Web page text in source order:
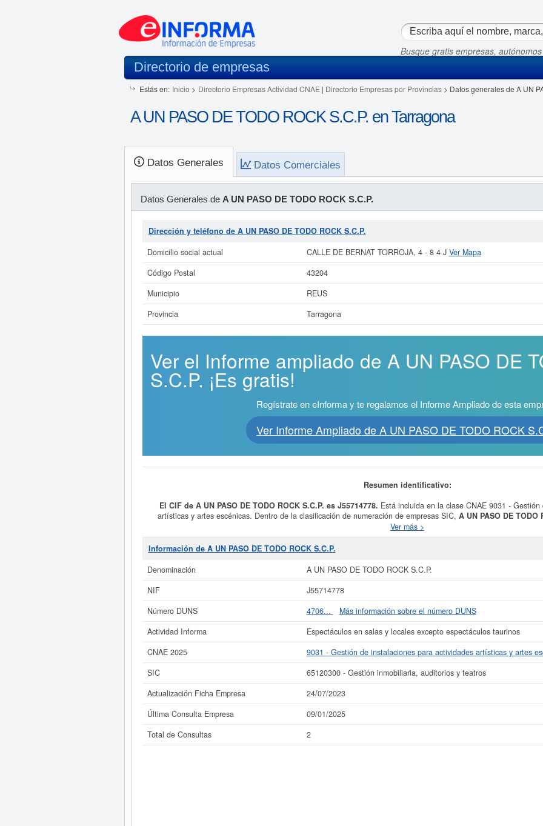
Busque gratis empresas,
Directorio de empresas
Estás en: Inicio > Directorio Empresas Actividad CNAE | Directorio Empresas por Provincias> Datos generales de A UN
A UN PASO DE TODO ROCK S.C.P. en Tarragona
Datos Generales Datos Comerciales
Datos Generales de A UN PASO DE TODO ROCK S.C.P.
Dirección y teléfono de A UN PASO DE TODO ROCK S.C.P.
Domicilio social actual
CALLE DE BERNAT TORROJA, 4 - 8 4 J Ver Mapa
Código Postal
43204
Municipio
REUS
Provincia
Tarragona
Ver el Informe ampliado de A UN PASO DE
S.C.P. ¡Es gratis!
Regístrate en eInforma y te regalamos el Informe Ampliado de esta
Ver Informe Ampliado de A UN PASO DE TODO ROCK
Resumen identificativo:
El CIF de A UN PASO DE TODO ROCK S.C.P. es J55714778. Está incluida en la clase CNAE 9031 -
artísticas y artes escénicas. Dentro de la clasificación de numeración de empresas SIC, A UN PASO DE TODO
65120300. Esta ficha cuenta con 2 consultas, donde el 09/01/2025 se ha producido la última consulta. Para
empresa puede solicitar lo puede hacer en esta misma página.
Si está interesado en conocer más datos de la empresa A UN PASO DE TODO ROCK S.C.P. puede
de A UN PASO DE TODO ROCK S.C.P. y consultar los resultados de sus años de actividad, así como los
La última actualización del informe de empresa se ha realizado el 24/07/2023.
Ver más >
Información de A UN PASO DE TODO ROCK S.C.P.
Denominación
A UN PASO DE TODO ROCK S.C.P.
NIF
J55714778
Número DUNS
4706...
Más información sobre el número DUNS
Actividad Informa
Espectáculos en salas y locales excepto espectáculos taurinos
CNAE 2025
9031 - Gestión de instalaciones para actividades artísticas y artes
SIC
65120300 - Gestión inmobiliaria, auditorios y teatros
Actualización Ficha Empresa
24/07/2023
Última Consulta Empresa
09/01/2025
Total de Consultas
2